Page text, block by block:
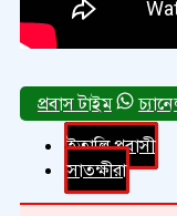
ইতালি প্রবাসী
সাতক্ষীরা